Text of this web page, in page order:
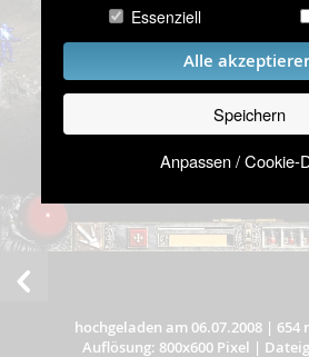
Essenziell
Alle
Speichern
Anpassen / Cookie-
hochgeladen am 06.07.2008 | 654
Auflösung: 800x600 Pixel |